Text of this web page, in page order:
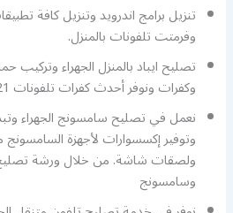
وفرمتت تلفونات بالمنزل.
تصليح ايباد بالمنزل الجهراء وتركيب
وكفرات ونوفر أحدث كفرات تلفونات 2021
نعمل في تصليح سامسونج الجهراء
وتوفير إكسسوارات لأجهزة
ولصقات شاشة. من خلال ورشة
وسامسونج